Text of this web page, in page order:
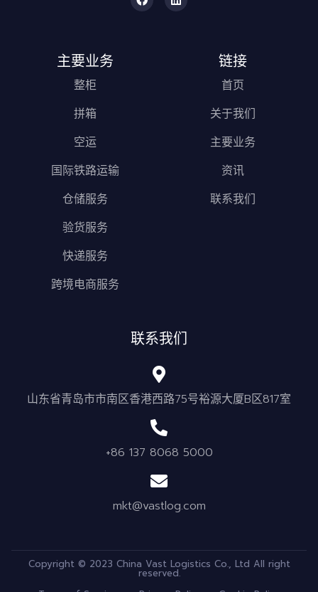
主要业务
整柜
拼箱
空运
国际铁路运输
仓储服务
验货服务
快递服务
跨境电商服务
链接
首页
关于我们
主要业务
资讯
联系我们
联系我们
山东省青岛市市南区香港西路75号裕源大厦B区817室
+86 137 8068 5000
mkt@vastlog.com
Copyright © 2023 China Vast Logistics Co., Ltd All right
reserved.